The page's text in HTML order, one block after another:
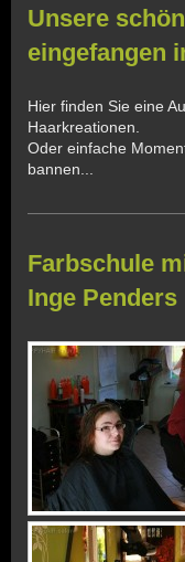
Unsere
eingefangen
Hier finden Sie eine
Haarkreationen.
Oder einfache
bannen...
Farbschule
Inge Penders